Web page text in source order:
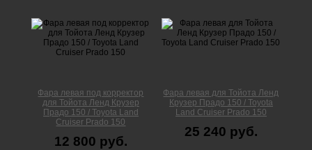
Фара левая под корректор
для Тойота Ленд Крузер
Прадо 150 / Toyota Land
Cruiser Prado 150
12 800 руб.
Фара левая для Тойота Ленд
Крузер Прадо 150 / Toyota
Land Cruiser Prado 150
25 240 руб.